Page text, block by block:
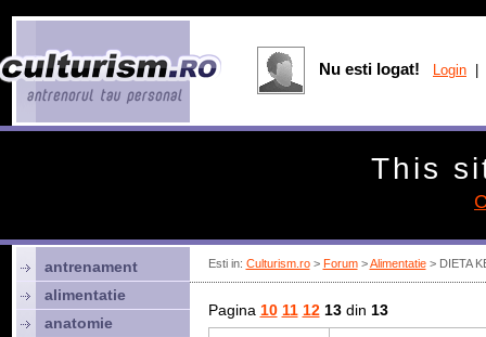
Esti in: Culturism.ro> Forum>Alimentatie> DIETA
Pagina 10 11 12 13din 13
antrenament
alimentatie
anatomie
Nu esti logat! Login
This